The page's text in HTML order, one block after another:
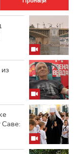
Саве: